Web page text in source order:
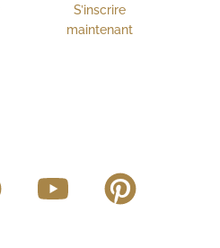
S’inscrire
maintenant